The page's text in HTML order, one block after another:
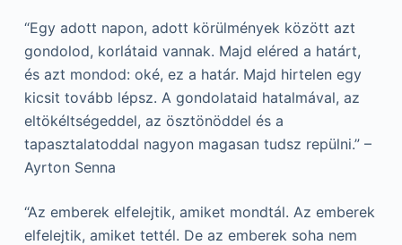
“Egy adott napon, adott körülmények között azt
gondolod, korlátaid vannak. Majd eléred a határt,
és azt mondod: oké, ez a határ. Majd hirtelen egy
kicsit tovább lépsz. A gondolataid hatalmával, az
eltökéltségeddel, az ösztönöddel és a
tapasztalatoddal nagyon magasan tudsz repülni.” –
Ayrton Senna
“Az emberek elfelejtik, amiket mondtál. Az emberek
elfelejtik, amiket tettél. De az emberek soha nem